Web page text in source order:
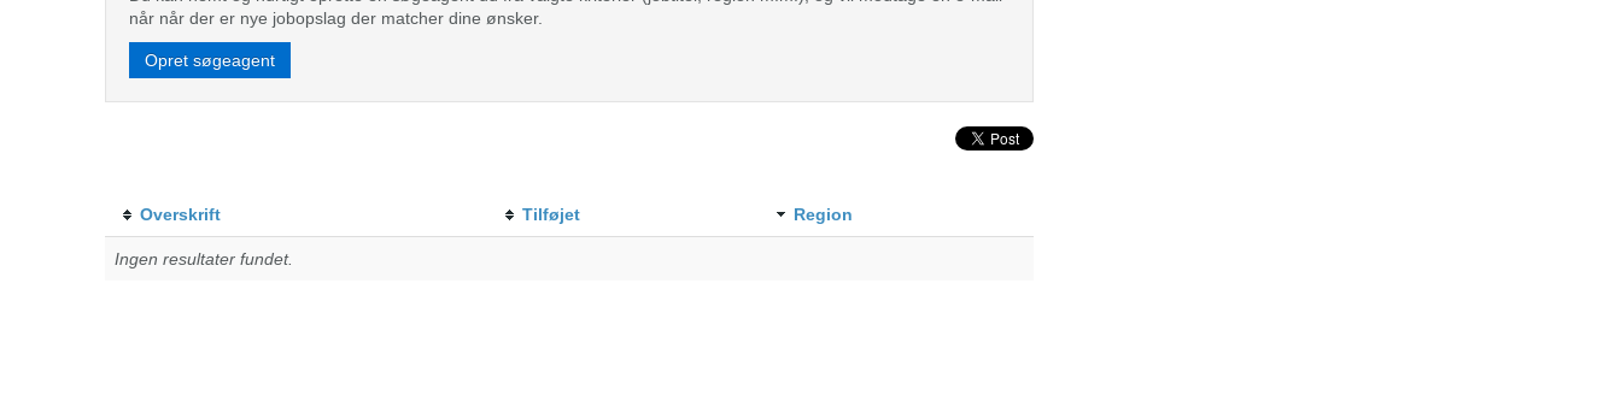
når når der er nye jobopslag der matcher dine ønsker.
Opret søgeagent
Overskrift Tilføjet Region
Ingen resultater fundet.